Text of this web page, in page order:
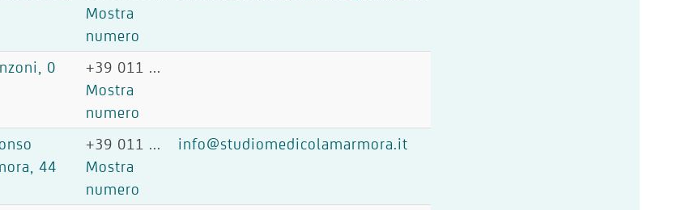
Mostra
numero
0
+39 011 ...
Mostra
numero
44
+39 011 ...
Mostra
numero
info@studiomedicolamarmora.it